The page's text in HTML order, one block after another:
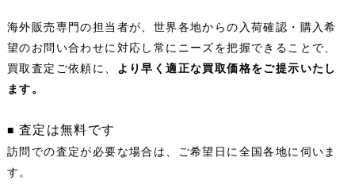
海外販売専門の担当者が、世界各地からの入荷確認・購入希
望のお問い合わせに対応し常にニーズを把握できることで、
買取査定ご依頼に、 より早く適正な買取価格をご提示いたし
ます。
■ 査定は無料です
訪問での査定が必要な場合は、ご希望日に全国各地に伺いま
す。